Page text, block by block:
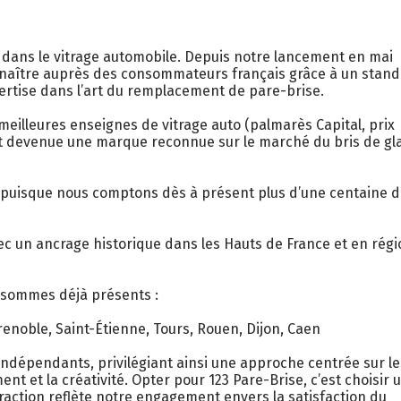
le vitrage automobile. Depuis notre lancement en mai
auprès des consommateurs français grâce à un
dans l’art du remplacement de pare-brise.
enseignes de vitrage auto (palmarès Capital, prix
devenue une marque reconnue sur le marché du bris de
nous comptons dès à présent plus d’une centaine
un ancrage historique dans les Hauts de France et en
déjà présents :
Saint-Étienne, Tours, Rouen, Dijon, Caen
privilégiant ainsi une approche centrée sur
et la créativité. Opter pour 123 Pare-Brise, c’est choisir
reflète notre engagement envers la satisfaction du